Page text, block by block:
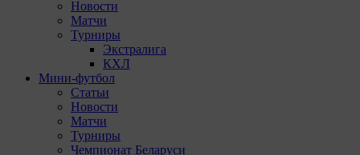
Новости
Матчи
Турниры
Экстралига
КХЛ
Мини-футбол
Статьи
Новости
Матчи
Турниры
Чемпионат Беларуси